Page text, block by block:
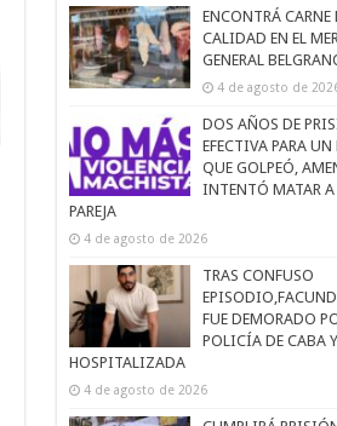
ENCONTRÁ CARNE
CALIDAD EN EL
GENERAL
4 de agosto de
DOS AÑOS DE
EFECTIVA PARA UN
QUE GOLPEÓ,
INTENTÓ MATAR A
PAREJA
4 de agosto de 2026
TRAS CONFUSO
FUE DEMORADO
POLICÍA DE CABA Y
HOSPITALIZADA
4 de agosto de 2026